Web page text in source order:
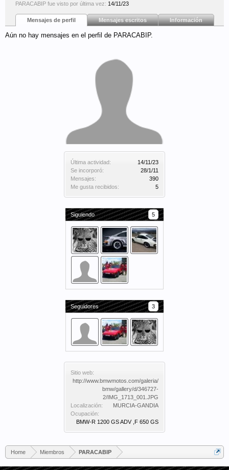
Última actividad:
14/11/23
Se incorporó:
28/1/11
Mensajes:
390
Me gusta recibidos:
5
Siguiendo 5
Seguidores 3
Sitio web:
http://www.bmwmotos.com/galeria/
bmw/gallery/d/346727-
2/IMG_1713_001.JPG
Localización:
MURCIA-GANDIA
Ocupación:
BMW-R 1200 GS ADV ,F 650 GS
PARACABIP fue visto por última vez: 14/11/23
Mensajes de perfil Mensajes escritos Información
Aún no hay mensajes en el perfil de PARACABIP.
Home Miembros PARACABIP